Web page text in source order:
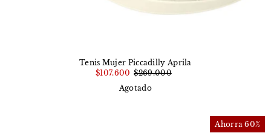
Tenis Mujer Piccadilly Aprila
$107.600 $269.000
Agotado
Ahorra 60%